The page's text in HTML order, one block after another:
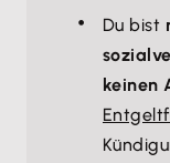
Du bist
keinen